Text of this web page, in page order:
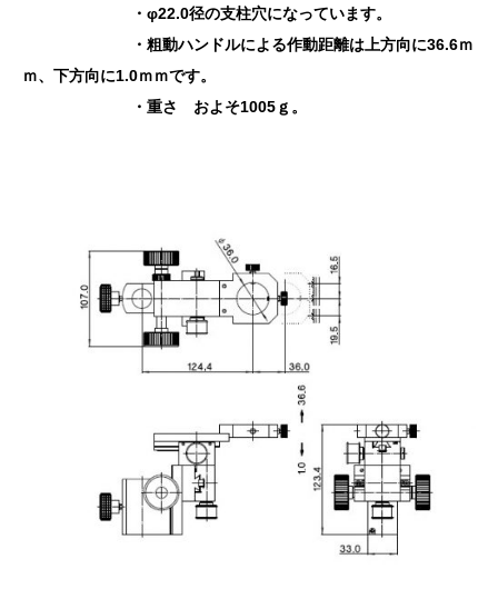
・φ22.0径の支柱穴になっています。
・粗動ハンドルによる作動距離は上方向に36.6ｍ
ｍ、下方向に1.0ｍｍです。
・重さ およそ1005ｇ。